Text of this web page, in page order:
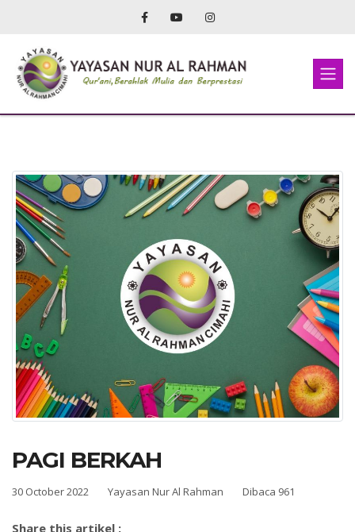
PAGI BERKAH
30 October 2022 Yayasan Nur Al Rahman Dibaca 961
Share this artikel :